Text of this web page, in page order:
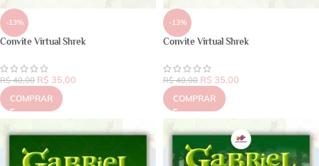
-13%
Convite Virtual Shrek
R$40,00 R$ 35,00
COMPRAR
-13%
Convite Virtual Shrek
R$40,00 R$ 35,00
COMPRAR